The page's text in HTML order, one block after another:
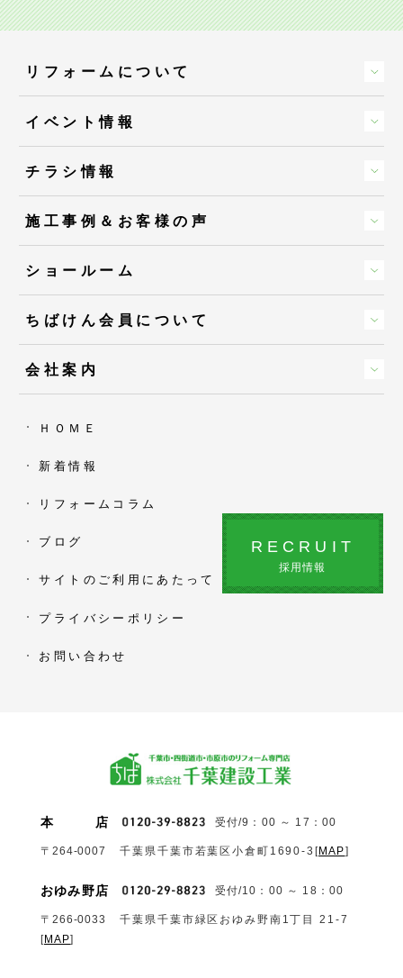
リフォームについて
イベント情報
チラシ情報
施工事例＆お客様の声
ショールーム
ちばけん会員について
会社案内
ＨＯＭＥ
新着情報
リフォームコラム
ブログ
サイトのご利用にあたって
プライバシーポリシー
お問い合わせ
RECRUIT
採用情報
本 店 受付/9：00 ～ 17：00
〒264-0007 千葉県千葉市若葉区小倉町1690‐3 [MAP]
おゆみ野店 受付/10：00 ～ 18：00
〒266-0033
千葉県千葉市緑区おゆみ野南1丁目 21-7
[MAP]